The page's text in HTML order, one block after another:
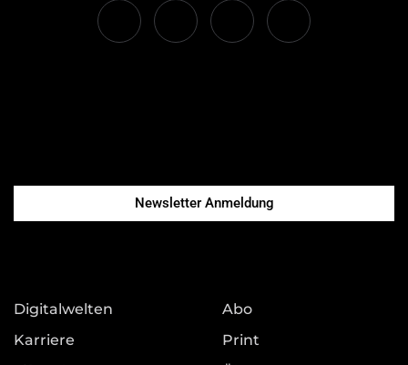
Newsletter Anmeldung
Digitalwelten
Karriere
Abo
Print